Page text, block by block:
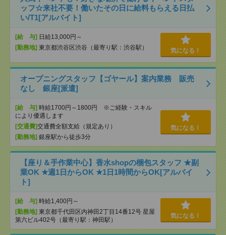
ッフ☆来社不要！働いたその日に給料もらえる日払
い/T1[アルバイト]
[給 与] 日給13,000円～
[勤務地] 東京都渋谷区渋谷（最寄り駅：渋谷駅） 気になる！
オープニングスタッフ【ゴヤール】案内業務 販売
なし 銀座[派遣]
[給 与] 時給1700円～1800円 ※ご経験・スキル
により優遇します
[交通費]交通費全額支給（規定あり）
[勤務地] 銀座駅から徒歩3分
気になる！
【座り＆手作業中心】香水shopの梱包スタッフ ★副
業OK ★週1日からOK ★1日1時間からOK[アルバイ
ト]
[給 与] 時給1,400円～
[勤務地] 東京都千代田区内神田2丁目14番12号 星屋
第六ビル402号（最寄り駅：神田駅）
気になる！